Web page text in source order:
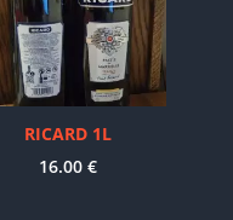
RICARD 1L
16.00 €